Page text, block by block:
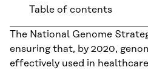
Table of contents
The National Genome
ensuring that, by 2020,
effectively used in